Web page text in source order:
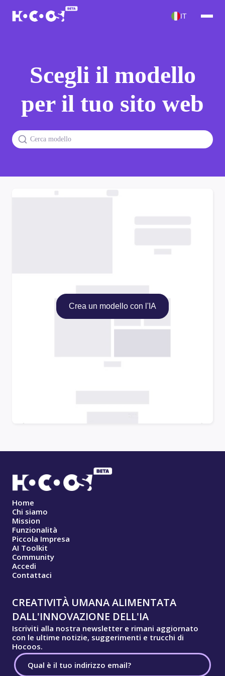
IT
Scegli il modello
per il tuo sito web
Crea un modello con l'IA
Home
Chi siamo
Mission
Funzionalità
Piccola Impresa
AI Toolkit
Community
Accedi
Contattaci
CREATIVITÀ UMANA ALIMENTATA
DALL'INNOVAZIONE DELL'IA
Iscriviti alla nostra newsletter e rimani aggiornato
con le ultime notizie, suggerimenti e trucchi di
Hocoos.